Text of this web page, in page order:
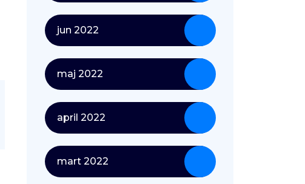
jun 2022
maj 2022
april 2022
mart 2022